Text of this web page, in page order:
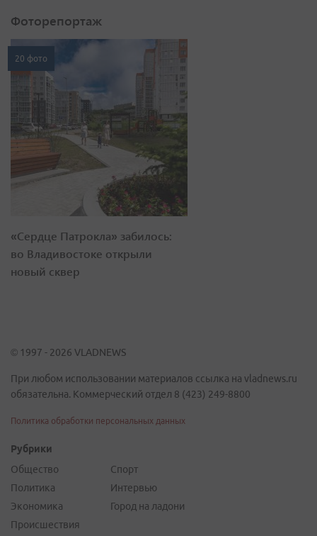
Фоторепортаж
20 фото
«Сердце Патрокла» забилось:
во Владивостоке открыли
новый сквер
© 1997 - 2026 VLADNEWS
При любом использовании материалов ссылка на vladnews.ru
обязательна. Коммерческий отдел 8 (423) 249-8800
Политика обработки персональных данных
Рубрики
Общество
Политика
Экономика
Происшествия
Спорт
Интервью
Город на ладони